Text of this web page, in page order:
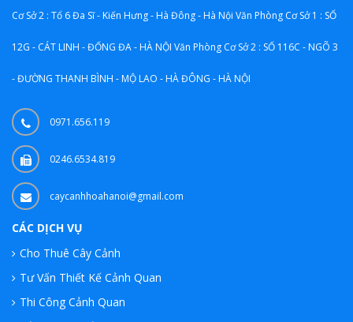
Cơ Sở 2 : Tổ 6 Đa Sĩ - Kiến Hưng - Hà Đông - Hà Nội Văn Phòng Cơ Sở 1 : SỐ
12G - CÁT LINH - ĐỐNG ĐA - HÀ NỘI Văn Phòng Cơ Sở 2 : SỐ 116C - NGÕ 3
- ĐƯỜNG THANH BÌNH - MỘ LAO - HÀ ĐÔNG - HÀ NỘI
0971.656.119
0246.6534.819
caycanhhoahanoi@gmail.com
CÁC DỊCH VỤ
Cho Thuê Cây Cảnh
Tư Vấn Thiết Kế Cảnh Quan
Thi Công Cảnh Quan